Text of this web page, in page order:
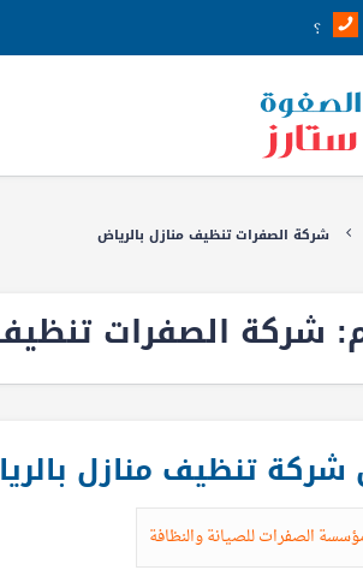
شركة الصفرات تنظيف منازل بالرياض
شركة الصفرات
تنظيف منازل بالرياض
الصفرات للصيانة والنظافة